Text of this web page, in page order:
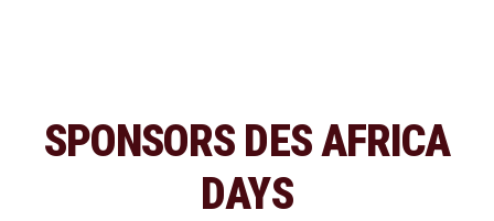
SPONSORS DES AFRICA
DAYS